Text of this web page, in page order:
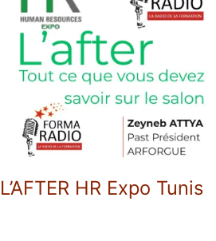
L’AFTER HR Expo Tunis
Tunis